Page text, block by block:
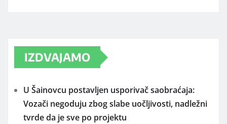
IZDVAJAMO
U Šainovcu postavljen usporivač saobraćaja:
Vozači negoduju zbog slabe uočljivosti, nadležni
tvrde da je sve po projektu